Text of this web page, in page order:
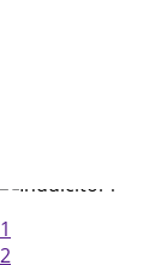
1
2